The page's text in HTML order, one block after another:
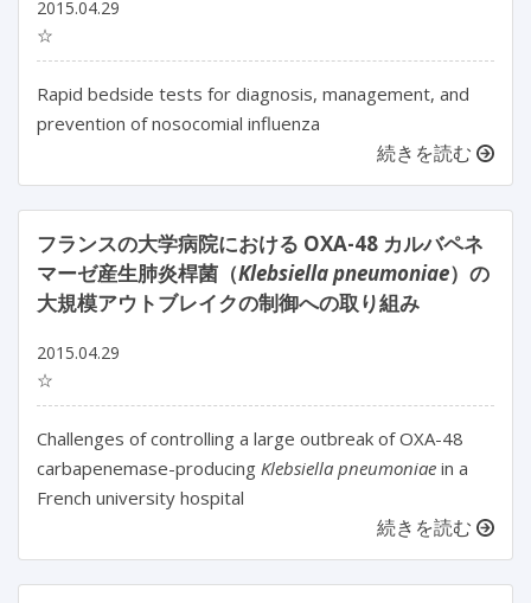
2015.04.29
☆
Rapid bedside tests for diagnosis, management, and
prevention of nosocomial influenza
続きを読む
フランスの大学病院における OXA-48 カルバペネ
マーゼ産生肺炎桿菌（Klebsiella pneumoniae）の
大規模アウトブレイクの制御への取り組み
2015.04.29
☆
Challenges of controlling a large outbreak of OXA-48
carbapenemase-producing Klebsiella pneumoniae in a
French university hospital
続きを読む